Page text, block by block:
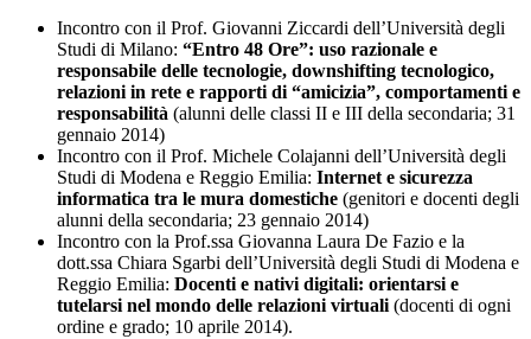
Incontro con il Prof. Giovanni Ziccardi dell’Università degli
Studi di Milano: “Entro 48 Ore”: uso razionale e
responsabile delle tecnologie, downshifting tecnologico,
relazioni in rete e rapporti di “amicizia”, comportamenti e
responsabilità (alunni delle classi II e III della secondaria; 31
gennaio 2014)
Incontro con il Prof. Michele Colajanni dell’Università degli
Studi di Modena e Reggio Emilia: Internet e sicurezza
informatica tra le mura domestiche (genitori e docenti degli
alunni della secondaria; 23 gennaio 2014)
Incontro con la Prof.ssa Giovanna Laura De Fazio e la
dott.ssa Chiara Sgarbi dell’Università degli Studi di Modena e
Reggio Emilia: Docenti e nativi digitali: orientarsi e
tutelarsi nel mondo delle relazioni virtuali (docenti di ogni
ordine e grado; 10 aprile 2014).